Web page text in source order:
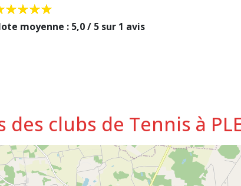
moyenne : 5,0 / 5 sur 1 avis
clubs de Tennis à